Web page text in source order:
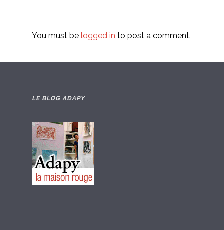
You must be logged in to post a comment.
LE BLOG ADAPY